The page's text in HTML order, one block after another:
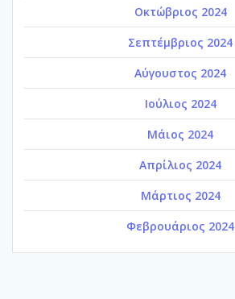
Οκτώβριος 2024
Σεπτέμβριος 2024
Αύγουστος 2024
Ιούλιος 2024
Μάιος 2024
Απρίλιος 2024
Μάρτιος 2024
Φεβρουάριος 2024